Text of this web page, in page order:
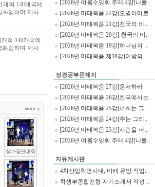
개척 140개국에
화임하며 제사
척 140개국에
화임하며 제사
성가경연대회
[2026년 여름수양회 주제 4강]나를..
[2026년 마태복음 22강]오병이어로..
[2026년 마태복음 21강]천국의 비..
[2026년 마태복음 20강] 천국의 비..
[2026년 마태복음 19강]하나님의 ..
[2026년 마태복음 제18강]이방의 ..
성경공부문제지
[2026년 마태복음 27강]용서하라
[2026년 마태복음 26강]천국에서는..
[2026년 마태복음 25강]너희는 그..
[2026년 마태복음 24강]주는 그리..
[2026년 마태복음 23강]사람을 더..
[2026년 여름수양회 주제 4강]나를..
자유게시판
4차산업혁명시대, 미래 유망 직업..
학생부종합전형 자기소개서 작성 ..